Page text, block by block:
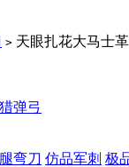
> 天眼扎花大马士
弹弓
弯刀 仿品军刺 极